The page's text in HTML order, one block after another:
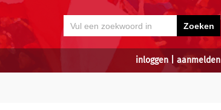
inloggen| aanmelden